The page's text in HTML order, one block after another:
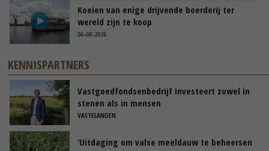
Koeien van enige drijvende boerderij ter
wereld zijn te koop
06-08-2026
KENNISPARTNERS
Vastgoedfondsenbedrijf investeert zowel in
stenen als in mensen
VASTELANDEN
‘Uitdaging om valse meeldauw te beheersen